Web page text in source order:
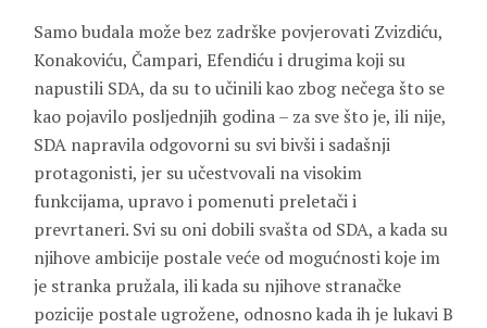
Samo budala može bez zadrške povjerovati Zvizdiću,
Konakoviću, Čampari, Efendiću i drugima koji su
napustili SDA, da su to učinili kao zbog nečega što se
kao pojavilo posljednjih godina – za sve što je, ili nije,
SDA napravila odgovorni su svi bivši i sadašnji
protagonisti, jer su učestvovali na visokim
funkcijama, upravo i pomenuti preletači i
prevrtaneri. Svi su oni dobili svašta od SDA, a kada su
njihove ambicije postale veće od mogućnosti koje im
je stranka pružala, ili kada su njihove stranačke
pozicije postale ugrožene, odnosno kada ih je lukavi B